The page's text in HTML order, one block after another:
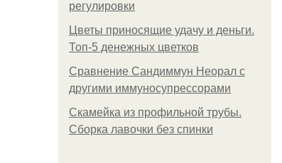
регулировки
Цветы приносящие удачу и деньги.
Топ-5 денежных цветков
Сравнение Сандиммун Неорал с
другими иммуносупрессорами
Скамейка из профильной трубы.
Сборка лавочки без спинки